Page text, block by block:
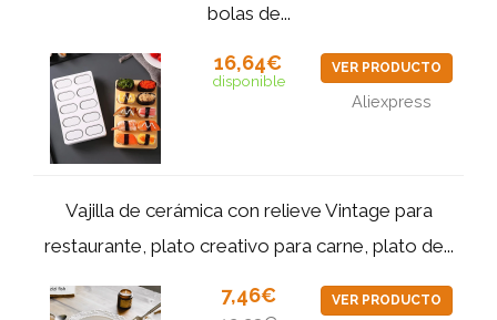
bolas de...
16,64€
disponible
VER PRODUCTO
Aliexpress
Vajilla de cerámica con relieve Vintage para
restaurante, plato creativo para carne, plato de...
7,46€ VER PRODUCTO